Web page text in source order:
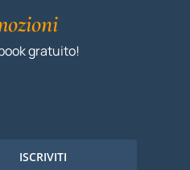
gratuito!
ISCRIVITI